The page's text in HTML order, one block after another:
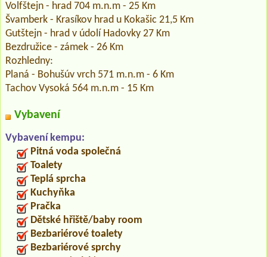
Volfštejn - hrad 704 m.n.m - 25 Km
Švamberk - Krasíkov hrad u Kokašic 21,5 Km
Gutštejn - hrad v údolí Hadovky 27 Km
Bezdružice - zámek - 26 Km
Rozhledny:
Planá - Bohušúv vrch 571 m.n.m - 6 Km
Tachov Vysoká 564 m.n.m - 15 Km
Vybavení
Vybavení kempu:
Pitná voda společná
Toalety
Teplá sprcha
Kuchyňka
Pračka
Dětské hřiště/baby room
Bezbariérové toalety
Bezbariérové sprchy